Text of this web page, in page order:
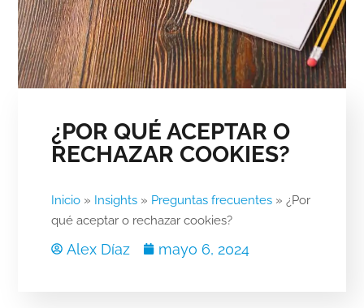
¿POR QUÉ ACEPTAR O
RECHAZAR COOKIES?
Inicio» Insights» Preguntas frecuentes» ¿Por
qué aceptar o rechazar cookies?
Alex Díaz mayo 6, 2024